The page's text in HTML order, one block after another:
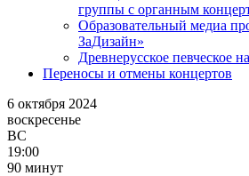
группы с органным
Образовательный медиа
ЗаДизайн»
Древнерусское певческое
Переносы и отмены концертов
6 октября 2024
воскресенье
ВС
19:00
90 минут